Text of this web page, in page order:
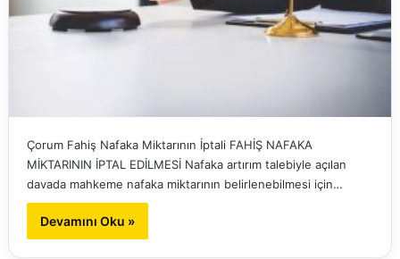
Çorum Fahiş Nafaka Miktarının İptali FAHİŞ NAFAKA
MİKTARININ İPTAL EDİLMESİ Nafaka artırım talebiyle açılan
davada mahkeme nafaka miktarının belirlenebilmesi için…
Devamını Oku »